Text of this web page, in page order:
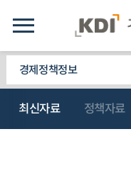
경제정책정보
최신자료 정책자료